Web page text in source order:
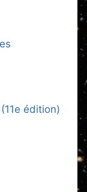
édition)